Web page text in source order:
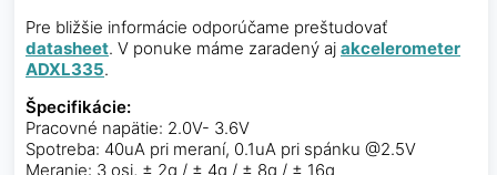
Pre bližšie informácie odporúčame preštudovať
datasheet. V ponuke máme zaradený aj akcelerometer
ADXL335.
Špecifikácie:
Pracovné napätie: 2.0V- 3.6V
Spotreba: 40uA pri meraní, 0.1uA pri spánku @2.5V
Meranie: 3 osi, ± 2g / ± 4g / ± 8g / ± 16g